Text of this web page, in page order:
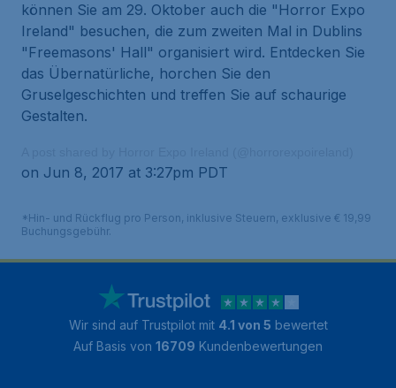
können Sie am 29. Oktober auch die "Horror Expo
Ireland" besuchen, die zum zweiten Mal in Dublins
"Freemasons' Hall" organisiert wird. Entdecken Sie
das Übernatürliche, horchen Sie den
Gruselgeschichten und treffen Sie auf schaurige
Gestalten.
on Jun 8, 2017 at 3:27pm PDT
*Hin- und Rückflug pro Person, inklusive Steuern, exklusive € 19,99
Buchungsgebühr.
Wir sind auf Trustpilot mit 4.1 von 5 bewertet
Auf Basis von 16709 Kundenbewertungen